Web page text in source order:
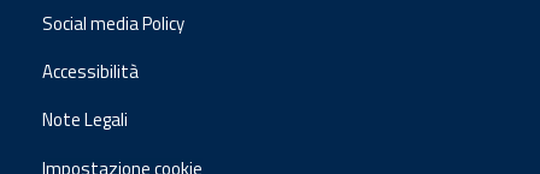
Social media Policy
Accessibilità
Note Legali
Impostazione cookie